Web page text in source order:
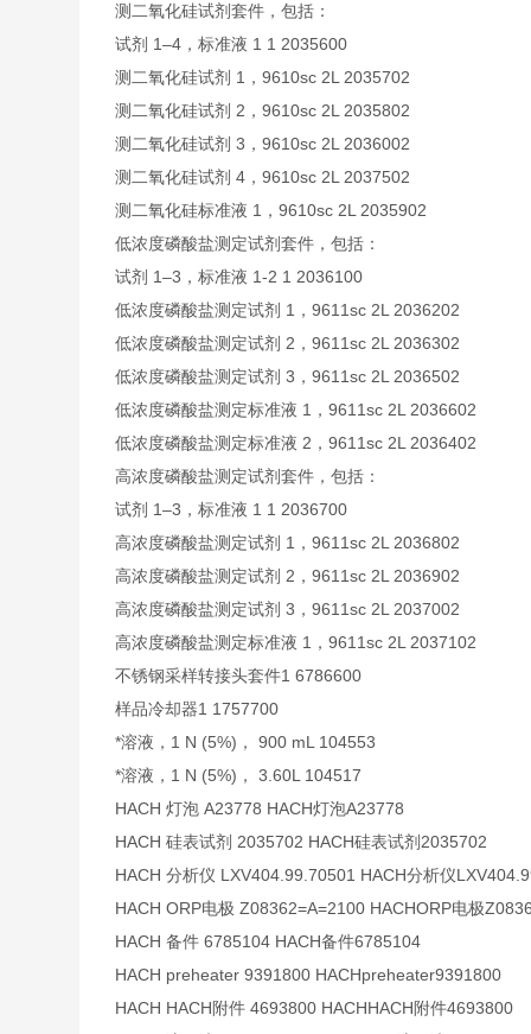
测二氧化硅试剂套件，包括：
试剂 1–4，标准液 1 1 2035600
测二氧化硅试剂 1，9610sc 2L 2035702
测二氧化硅试剂 2，9610sc 2L 2035802
测二氧化硅试剂 3，9610sc 2L 2036002
测二氧化硅试剂 4，9610sc 2L 2037502
测二氧化硅标准液 1，9610sc 2L 2035902
低浓度磷酸盐测定试剂套件，包括：
试剂 1–3，标准液 1-2 1 2036100
低浓度磷酸盐测定试剂 1，9611sc 2L 2036202
低浓度磷酸盐测定试剂 2，9611sc 2L 2036302
低浓度磷酸盐测定试剂 3，9611sc 2L 2036502
低浓度磷酸盐测定标准液 1，9611sc 2L 2036602
低浓度磷酸盐测定标准液 2，9611sc 2L 2036402
高浓度磷酸盐测定试剂套件，包括：
试剂 1–3，标准液 1 1 2036700
高浓度磷酸盐测定试剂 1，9611sc 2L 2036802
高浓度磷酸盐测定试剂 2，9611sc 2L 2036902
高浓度磷酸盐测定试剂 3，9611sc 2L 2037002
高浓度磷酸盐测定标准液 1，9611sc 2L 2037102
不锈钢采样转接头套件1 6786600
样品冷却器1 1757700
*溶液，1 N (5%)， 900 mL 104553
*溶液，1 N (5%)， 3.60L 104517
HACH 灯泡 A23778 HACH灯泡A23778
HACH 硅表试剂 2035702 HACH硅表试剂2035702
HACH 分析仪 LXV404.99.70501 HACH分析仪
HACH ORP电极 Z08362=A=2100 HACHORP电极
HACH 备件 6785104 HACH备件6785104
HACH preheater 9391800 HACHpreheater9391800
HACH HACH附件 4693800 HACHHACH附件4693800